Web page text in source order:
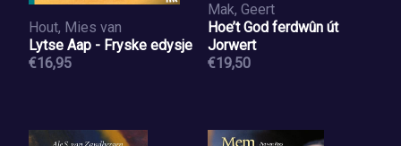
Hout, Mies van
Lytse Aap - Fryske edysje
€16,95
Mak, Geert
Hoe’t God ferdwûn út
Jorwert
€19,50